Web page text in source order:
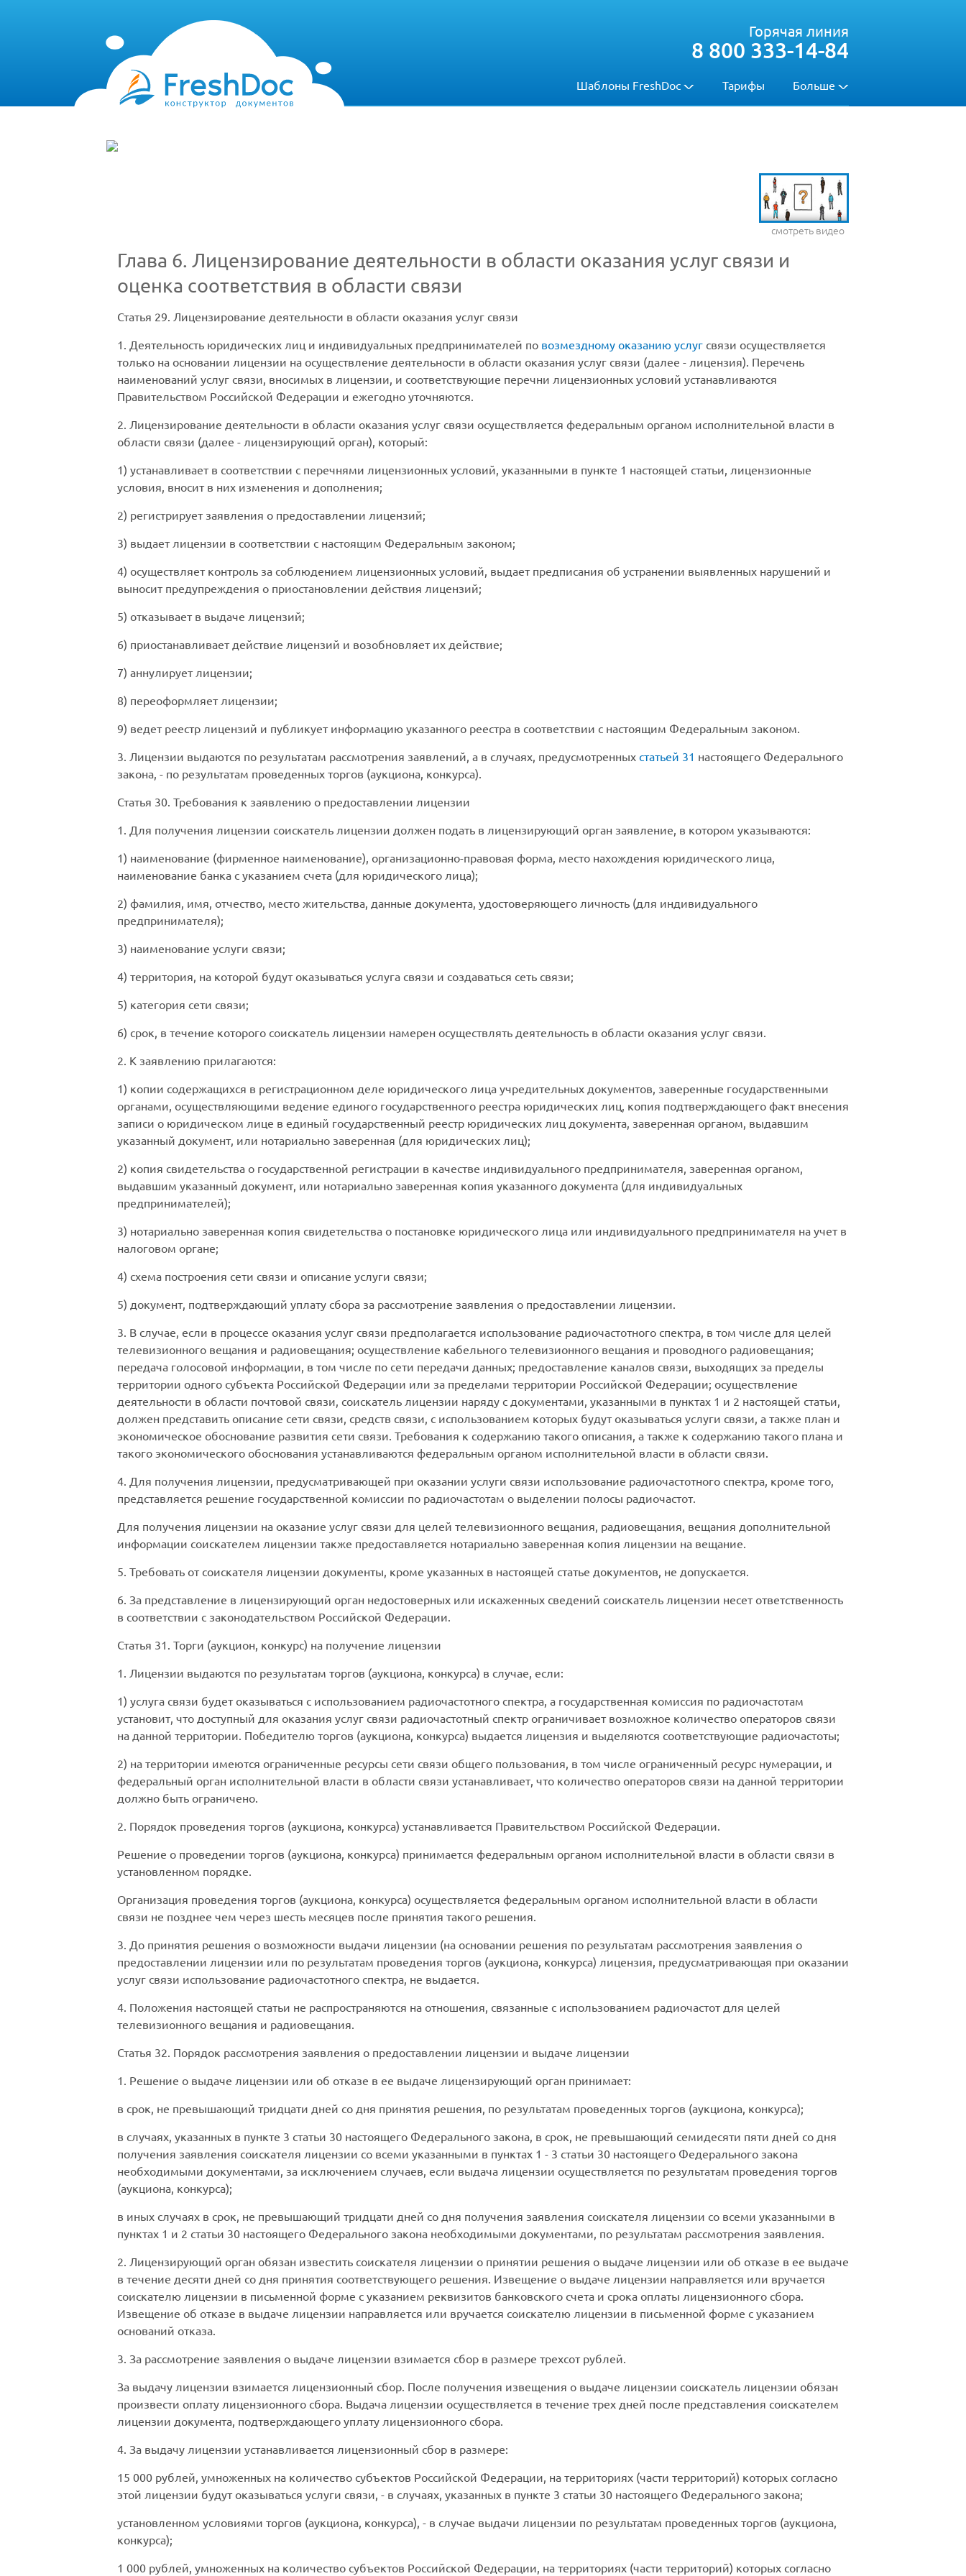
Шаблоны FreshDoc Тарифы Больше
Горячая линия
8 800 333-14-84
смотреть видео
Глава 6. Лицензирование деятельности в области оказания услуг связи и
оценка соответствия в области связи
Статья 29. Лицензирование деятельности в области оказания услуг связи
1. Деятельность юридических лиц и индивидуальных предпринимателей по возмездному оказанию услуг связи осуществляется
только на основании лицензии на осуществление деятельности в области оказания услуг связи (далее - лицензия). Перечень
наименований услуг связи, вносимых в лицензии, и соответствующие перечни лицензионных условий устанавливаются
Правительством Российской Федерации и ежегодно уточняются.
2. Лицензирование деятельности в области оказания услуг связи осуществляется федеральным органом исполнительной власти в
области связи (далее - лицензирующий орган), который:
1) устанавливает в соответствии с перечнями лицензионных условий, указанными в пункте 1 настоящей статьи, лицензионные
условия, вносит в них изменения и дополнения;
2) регистрирует заявления о предоставлении лицензий;
3) выдает лицензии в соответствии с настоящим Федеральным законом;
4) осуществляет контроль за соблюдением лицензионных условий, выдает предписания об устранении выявленных нарушений и
выносит предупреждения о приостановлении действия лицензий;
5) отказывает в выдаче лицензий;
6) приостанавливает действие лицензий и возобновляет их действие;
7) аннулирует лицензии;
8) переоформляет лицензии;
9) ведет реестр лицензий и публикует информацию указанного реестра в соответствии с настоящим Федеральным законом.
3. Лицензии выдаются по результатам рассмотрения заявлений, а в случаях, предусмотренных статьей 31 настоящего Федерального
закона, - по результатам проведенных торгов (аукциона, конкурса).
Статья 30. Требования к заявлению о предоставлении лицензии
1. Для получения лицензии соискатель лицензии должен подать в лицензирующий орган заявление, в котором указываются:
1) наименование (фирменное наименование), организационно-правовая форма, место нахождения юридического лица,
наименование банка с указанием счета (для юридического лица);
2) фамилия, имя, отчество, место жительства, данные документа, удостоверяющего личность (для индивидуального
предпринимателя);
3) наименование услуги связи;
4) территория, на которой будут оказываться услуга связи и создаваться сеть связи;
5) категория сети связи;
6) срок, в течение которого соискатель лицензии намерен осуществлять деятельность в области оказания услуг связи.
2. К заявлению прилагаются:
1) копии содержащихся в регистрационном деле юридического лица учредительных документов, заверенные государственными
органами, осуществляющими ведение единого государственного реестра юридических лиц, копия подтверждающего факт внесения
записи о юридическом лице в единый государственный реестр юридических лиц документа, заверенная органом, выдавшим
указанный документ, или нотариально заверенная (для юридических лиц);
2) копия свидетельства о государственной регистрации в качестве индивидуального предпринимателя, заверенная органом,
выдавшим указанный документ, или нотариально заверенная копия указанного документа (для индивидуальных
предпринимателей);
3) нотариально заверенная копия свидетельства о постановке юридического лица или индивидуального предпринимателя на учет в
налоговом органе;
4) схема построения сети связи и описание услуги связи;
5) документ, подтверждающий уплату сбора за рассмотрение заявления о предоставлении лицензии.
3. В случае, если в процессе оказания услуг связи предполагается использование радиочастотного спектра, в том числе для целей
телевизионного вещания и радиовещания; осуществление кабельного телевизионного вещания и проводного радиовещания;
передача голосовой информации, в том числе по сети передачи данных; предоставление каналов связи, выходящих за пределы
территории одного субъекта Российской Федерации или за пределами территории Российской Федерации; осуществление
деятельности в области почтовой связи, соискатель лицензии наряду с документами, указанными в пунктах 1 и 2 настоящей статьи,
должен представить описание сети связи, средств связи, с использованием которых будут оказываться услуги связи, а также план и
экономическое обоснование развития сети связи. Требования к содержанию такого описания, а также к содержанию такого плана и
такого экономического обоснования устанавливаются федеральным органом исполнительной власти в области связи.
4. Для получения лицензии, предусматривающей при оказании услуги связи использование радиочастотного спектра, кроме того,
представляется решение государственной комиссии по радиочастотам о выделении полосы радиочастот.
Для получения лицензии на оказание услуг связи для целей телевизионного вещания, радиовещания, вещания дополнительной
информации соискателем лицензии также предоставляется нотариально заверенная копия лицензии на вещание.
5. Требовать от соискателя лицензии документы, кроме указанных в настоящей статье документов, не допускается.
6. За представление в лицензирующий орган недостоверных или искаженных сведений соискатель лицензии несет ответственность
в соответствии с законодательством Российской Федерации.
Статья 31. Торги (аукцион, конкурс) на получение лицензии
1. Лицензии выдаются по результатам торгов (аукциона, конкурса) в случае, если:
1) услуга связи будет оказываться с использованием радиочастотного спектра, а государственная комиссия по радиочастотам
установит, что доступный для оказания услуг связи радиочастотный спектр ограничивает возможное количество операторов связи
на данной территории. Победителю торгов (аукциона, конкурса) выдается лицензия и выделяются соответствующие радиочастоты;
2) на территории имеются ограниченные ресурсы сети связи общего пользования, в том числе ограниченный ресурс нумерации, и
федеральный орган исполнительной власти в области связи устанавливает, что количество операторов связи на данной территории
должно быть ограничено.
2. Порядок проведения торгов (аукциона, конкурса) устанавливается Правительством Российской Федерации.
Решение о проведении торгов (аукциона, конкурса) принимается федеральным органом исполнительной власти в области связи в
установленном порядке.
Организация проведения торгов (аукциона, конкурса) осуществляется федеральным органом исполнительной власти в области
связи не позднее чем через шесть месяцев после принятия такого решения.
3. До принятия решения о возможности выдачи лицензии (на основании решения по результатам рассмотрения заявления о
предоставлении лицензии или по результатам проведения торгов (аукциона, конкурса) лицензия, предусматривающая при оказании
услуг связи использование радиочастотного спектра, не выдается.
4. Положения настоящей статьи не распространяются на отношения, связанные с использованием радиочастот для целей
телевизионного вещания и радиовещания.
Статья 32. Порядок рассмотрения заявления о предоставлении лицензии и выдаче лицензии
1. Решение о выдаче лицензии или об отказе в ее выдаче лицензирующий орган принимает:
в срок, не превышающий тридцати дней со дня принятия решения, по результатам проведенных торгов (аукциона, конкурса);
в случаях, указанных в пункте 3 статьи 30 настоящего Федерального закона, в срок, не превышающий семидесяти пяти дней со дня
получения заявления соискателя лицензии со всеми указанными в пунктах 1 - 3 статьи 30 настоящего Федерального закона
необходимыми документами, за исключением случаев, если выдача лицензии осуществляется по результатам проведения торгов
(аукциона, конкурса);
в иных случаях в срок, не превышающий тридцати дней со дня получения заявления соискателя лицензии со всеми указанными в
пунктах 1 и 2 статьи 30 настоящего Федерального закона необходимыми документами, по результатам рассмотрения заявления.
2. Лицензирующий орган обязан известить соискателя лицензии о принятии решения о выдаче лицензии или об отказе в ее выдаче
в течение десяти дней со дня принятия соответствующего решения. Извещение о выдаче лицензии направляется или вручается
соискателю лицензии в письменной форме с указанием реквизитов банковского счета и срока оплаты лицензионного сбора.
Извещение об отказе в выдаче лицензии направляется или вручается соискателю лицензии в письменной форме с указанием
оснований отказа.
3. За рассмотрение заявления о выдаче лицензии взимается сбор в размере трехсот рублей.
За выдачу лицензии взимается лицензионный сбор. После получения извещения о выдаче лицензии соискатель лицензии обязан
произвести оплату лицензионного сбора. Выдача лицензии осуществляется в течение трех дней после представления соискателем
лицензии документа, подтверждающего уплату лицензионного сбора.
4. За выдачу лицензии устанавливается лицензионный сбор в размере:
15 000 рублей, умноженных на количество субъектов Российской Федерации, на территориях (части территорий) которых согласно
этой лицензии будут оказываться услуги связи, - в случаях, указанных в пункте 3 статьи 30 настоящего Федерального закона;
установленном условиями торгов (аукциона, конкурса), - в случае выдачи лицензии по результатам проведенных торгов (аукциона,
конкурса);
1 000 рублей, умноженных на количество субъектов Российской Федерации, на территориях (части территорий) которых согласно